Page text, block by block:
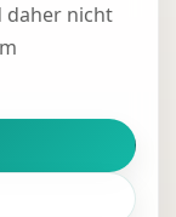
daher nicht